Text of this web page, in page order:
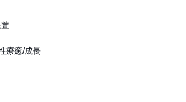
療癒/成長